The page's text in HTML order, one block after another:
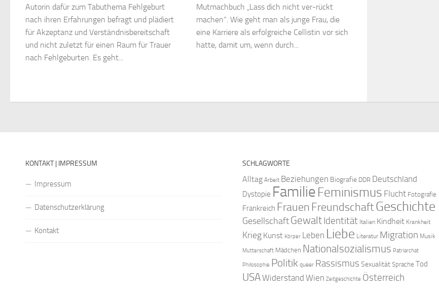
Autorin dafür zum Tabuthema Fehlgeburt
nach ihren Erfahrungen befragt und plädiert
für Akzeptanz und Verständnisbereitschaft
und nicht zuletzt für einen Raum für Trauer
nach Fehlgeburten. Es geht...
Mutmachbuch „Lass dich nicht ver-rückt
machen“. Wie geht man als junge Frau, die
eine Karriere als erfolgreiche Cellistin vor sich
hatte, damit um, wenn durch...
KONTAKT | IMPRESSUM
Impressum
Datenschutzerklärung
Kontakt
SCHLAGWORTE
Alltag Arbeit Beziehungen Biografie DDR Deutschland
Dystopie FamilieFeminismus Flucht Fotografie
Frankreich Frauen FreundschaftGeschichte
GesellschaftGewaltIdentität Italien Kindheit Krankheit
Krieg Kunst Körper Leben Liebe Literatur Migration Musik
Mutterschaft Mädchen Nationalsozialismus Patriarchat
Philosophie Politik queer Rassismus SexualitätSprache Tod
USAWiderstand Wien Zeitgeschichte Österreich